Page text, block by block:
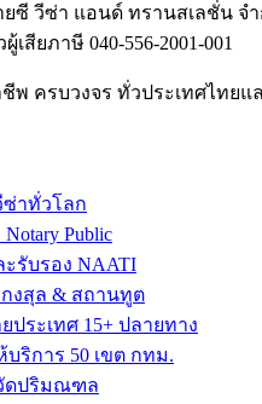
ยซี วีซ่า แอนด์ ทรานสเลชั่น จ
ผู้เสียภาษี 040-556-2001-001
พ ครบวงจร ทั่วประเทศไทยแ
ซ่าทั่วโลก
Public
รับรอง NAATI
กงสุล & สถานทูต
ประเทศ 15+ ปลายทาง
ริการ 50 เขต กทม.
ดปริมณฑล